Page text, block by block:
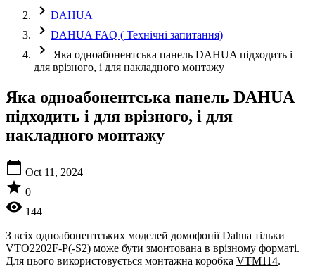
chevron_right DAHUA
chevron_right DAHUA FAQ ( Технічні запитання)
chevron_right
Яка одноабонентська панель DAHUA підходить і
для врізного, і для накладного монтажу
Яка одноабонентська панель DAHUA
підходить і для врізного, і для
накладного монтажу
calendar_today Oct 11, 2024
star 0
visibility 144
З всіх одноабонентських моделей домофонії Dahua тільки
VTO2202F-P(-S2) може бути змонтована в врізному форматі.
Для цього використовується монтажна коробка VTM114.